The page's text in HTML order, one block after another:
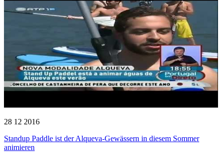
28 12 2016
Standup Paddle ist der Alqueva-Gewässern in diesem Sommer
animieren